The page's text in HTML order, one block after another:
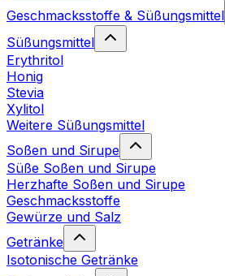
Geschmacksstoffe & Süßungsmittel
Süßungsmittel
Erythritol
Honig
Stevia
Xylitol
Weitere Süßungsmittel
Soßen und Sirupe
Süße Soßen und Sirupe
Herzhafte Soßen und Sirupe
Geschmacksstoffe
Gewürze und Salz
Getränke
Isotonische Getränke